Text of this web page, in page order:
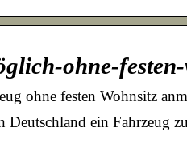
ohne-
ohne festen Wohnsitz
ein Fahrzeug